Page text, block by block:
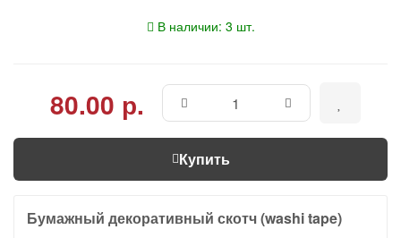
В наличии: 3 шт.
80.00 р.
Купить
Бумажный декоративный скотч (washi tape)